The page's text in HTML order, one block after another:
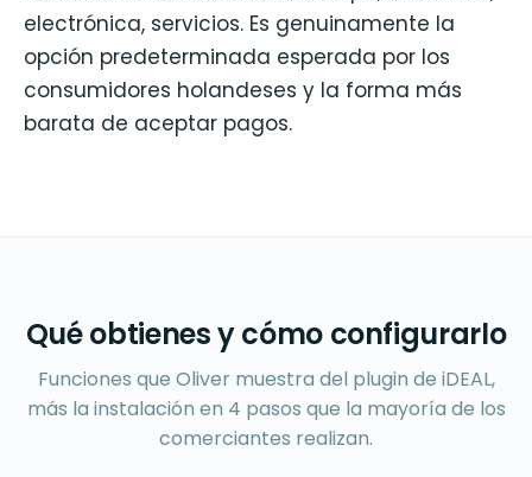
electrónica, servicios. Es genuinamente la
opción predeterminada esperada por los
consumidores holandeses y la forma más
barata de aceptar pagos.
Qué obtienes y cómo configurarlo
Funciones que Oliver muestra del plugin de iDEAL,
más la instalación en 4 pasos que la mayoría de los
comerciantes realizan.